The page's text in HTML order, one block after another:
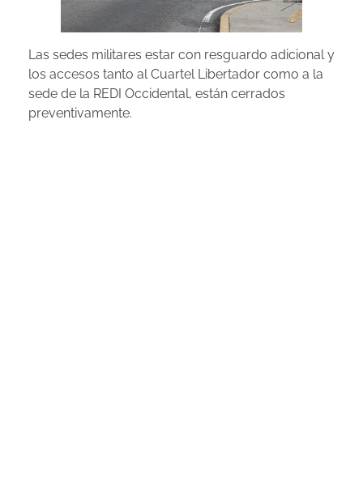
Las sedes militares estar con resguardo adicional y
los accesos tanto al Cuartel Libertador como a la
sede de la REDI Occidental, están cerrados
preventivamente.